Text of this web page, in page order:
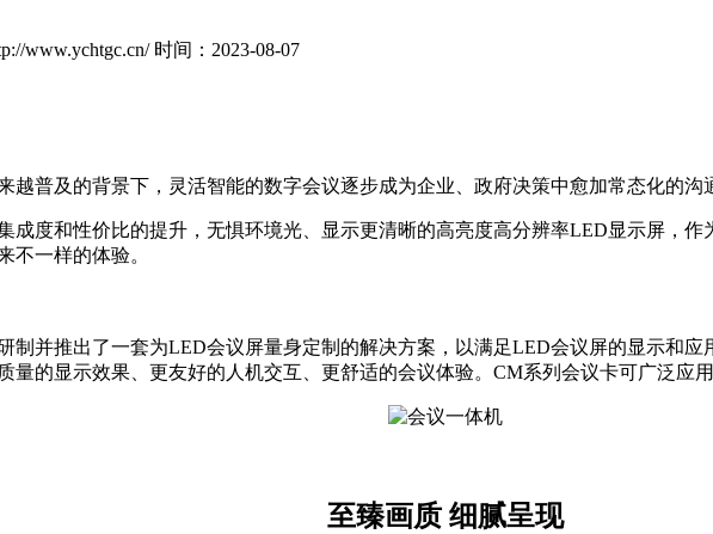
www.ychtgc.cn/ 时间：2023-08-07
越普及的背景下，灵活智能的数字会议逐步成为企业、政府决策中愈加常态化的沟
成度和性价比的提升，无惧环境光、显示更清晰的高亮度高分辨率LED显示屏，
不一样的体验。
制并推出了一套为LED会议屏量身定制的解决方案，以满足LED会议屏的显示和
量的显示效果、更友好的人机交互、更舒适的会议体验。CM系列会议卡可广泛应
至臻画质 细腻呈现